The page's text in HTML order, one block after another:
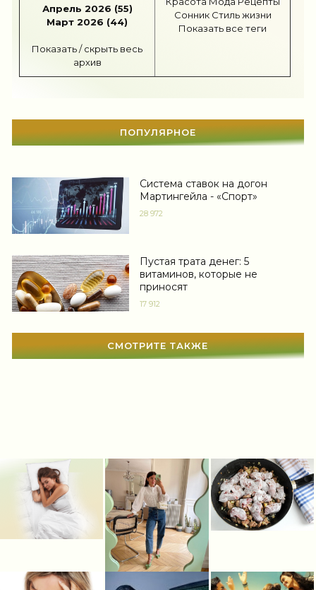
Шоппинг
Диеты
Отдых (110)
Гороскоп (56)
Дом
Беременность
Новости звезд
Мода
Свадьба (467)
Апрель 2026 (55)
Март 2026 (44)
Показать / скрыть весь
архив
Сонник Стиль жизни
Показать все теги
ПОПУЛЯРНОЕ
Система ставок на догон
Мартингейла - «Спорт»
28 972
Пустая трата денег: 5
витаминов, которые не
приносят
17 912
СМОТРИТЕ ТАКЖЕ